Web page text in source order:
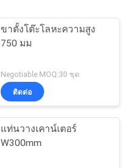
ขาตั้งโต๊ะโลหะความสูง
750 มม
Negotiable MOQ:30 ชุด
ติดต่อ
แท่นวางเคาน์เตอร์
W300mm